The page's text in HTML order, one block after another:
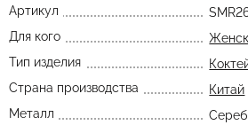
Артикул
Для кого
Тип изделия
Страна производства
Китай
Металл